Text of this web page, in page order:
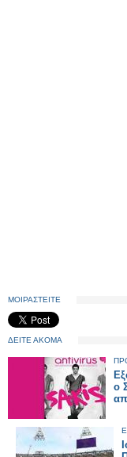
ΜΟΙΡΑΣΤΕΙΤΕ
ΔΕΙΤΕ ΑΚΟΜΑ
ο